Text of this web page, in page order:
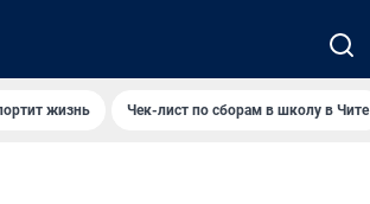
жизнь Чек-лист по сборам в школу в Чите